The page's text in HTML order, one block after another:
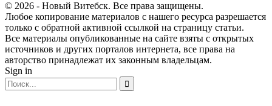
© 2026 - Новый Витебск. Все права защищены.
Любое копирование материалов с нашего ресурса разрешается
только с обратной активной ссылкой на страницу статьи.
Все материалы опубликованные на сайте взяты с открытых
источников и других порталов интернета, все права на
авторство принадлежат их законным владельцам.
Sign in